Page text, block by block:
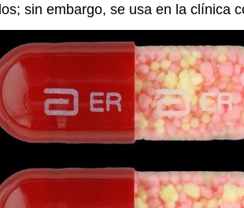
sin embargo, se usa en la clínica